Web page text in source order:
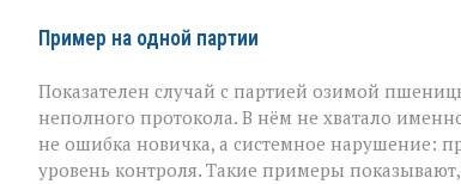
Пример на одной партии
Показателен случай с партией озимой
неполного протокола. В нём не хватало
не ошибка новичка, а системное нарушение:
уровень контроля. Такие примеры